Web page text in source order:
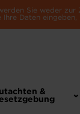
Sie weder
Ihre Daten
&